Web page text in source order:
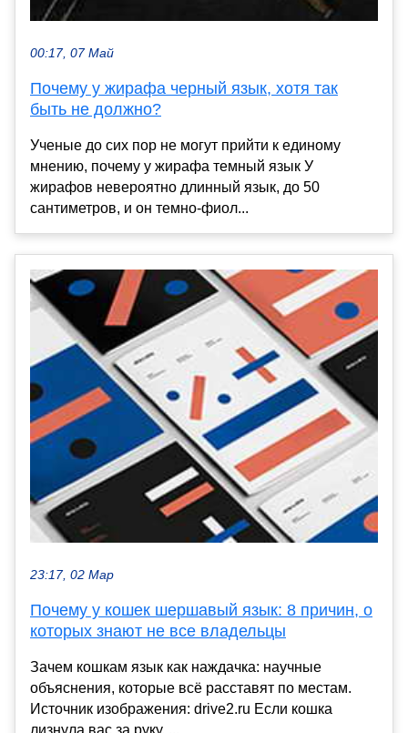
00:17, 07 Май
Почему у жирафа черный язык, хотя так
быть не должно?
Ученые до сих пор не могут прийти к единому
мнению, почему у жирафа темный язык У
жирафов невероятно длинный язык, до 50
сантиметров, и он темно-фиол...
23:17, 02 Мар
Почему у кошек шершавый язык: 8 причин, о
которых знают не все владельцы
Зачем кошкам язык как наждачка: научные
объяснения, которые всё расставят по местам.
Источник изображения: drive2.ru Если кошка
лизнула вас за руку, ...